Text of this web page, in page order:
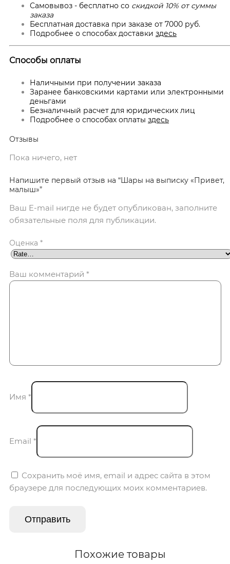
Самовывоз - бесплатно со скидкой 10% от суммы
заказа
Бесплатная доставка при заказе от 7000 руб.
Подробнее о способах доставки здесь
Способы оплаты
Наличными при получении заказа
Заранее банковскими картами или электронными
деньгами
Безналичный расчет для юридических лиц
Подробнее о способах оплаты здесь
Отзывы
Пока ничего, нет
Напишите первый отзыв на “Шары на выписку «Привет,
малыш»”
Ваш E-mail нигде не будет опубликован, заполните
обязательные поля для публикации.
Оценка *
Ваш комментарий *
Имя *
Email *
Сохранить моё имя, email и адрес сайта в этом
браузере для последующих моих комментариев.
Похожие товары